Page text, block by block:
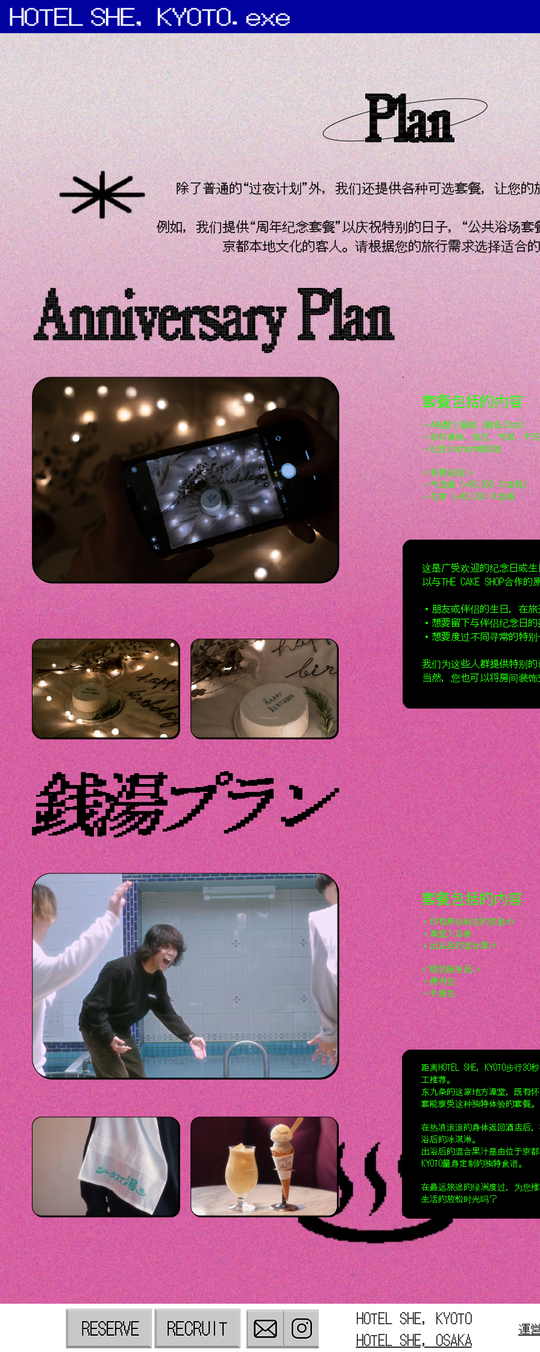
除了普通的“过夜计划”外，我们还提供各种可选套餐，让您的
例如，我们提供“周年纪念套餐”以庆祝特别的日子，“公共浴场
京都本地文化的客人。请根据您的旅行需求选择适合
套餐包括的内容
・4号整个蛋糕（直径12cm）
・彩灯装饰、线艺、气球、干
・纪念Instant相机拍
＜收费选项＞
・气泡酒（+¥3,000 不含税）
・花束（+¥3,000 不含税
这是广受欢迎的纪念日或
以与THE CAKE SHOP合作
・朋友或伴侣的生日，在
・想要留下与伴侣纪念日
・想要度过不同寻常的特
我们为这些人群提供特别
当然，您也可以将房间装
套餐包括的内容
・印有原创标志的洗脸巾
・澡堂入浴券
・出浴后的混合果汁
＜租赁服务品＞
・便利包
・手提包
距离HOTEL SHE, KYOTO步行
工推荐。
东九条的这家地方澡堂，既有
套能享受这种独特体验的套餐。
在热浪滚滚的身体返回酒店后
浴后的冰淇淋。
出浴后的混合果汁是由位于京都
KYOTO量身定制的独特食谱。
在最远旅途的绿洲度过，为您
生活的放松时光吗？
HOTEL SHE, KYOTO
HOTEL SHE, OSAKA
運